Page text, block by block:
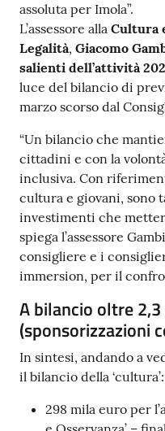
PNRR
Servizi
on-
line
Seguici
su
assoluta per Imola”.
L’assessore alla Cultura
Legalità, Giacomo
salienti dell’attività
luce del bilancio di
marzo scorso dal
“Un bilancio che
cittadini e con la
inclusiva. Con
cultura e giovani, sono
investimenti che
spiega l’assessore
consigliere e i
immersion, per il
A bilancio oltre
(sponsorizzazioni
In sintesi, andando a
il bilancio della ‘cultura’:
298 mila euro per